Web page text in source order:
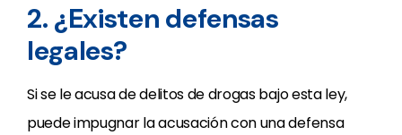
2. ¿Existen defensas
legales?
Si se le acusa de delitos de drogas bajo esta ley,
puede impugnar la acusación con una defensa